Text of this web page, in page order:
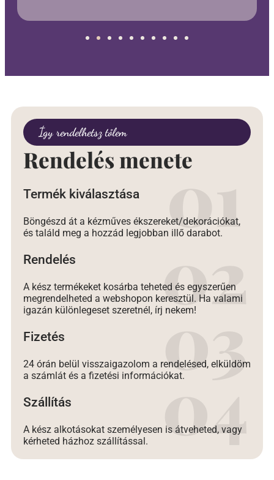
Így rendelhetsz tőlem
Rendelés menete
Termék kiválasztása
Böngészd át a kézműves ékszereket/dekorációkat,
és találd meg a hozzád legjobban illő darabot.
Rendelés
A kész termékeket kosárba teheted és egyszerűen
megrendelheted a webshopon keresztül. Ha valami
igazán különlegeset szeretnél, írj nekem!
Fizetés
24 órán belül visszaigazolom a rendelésed, elküldöm
a számlát és a fizetési információkat.
Szállítás
A kész alkotásokat személyesen is átveheted, vagy
kérheted házhoz szállítással.